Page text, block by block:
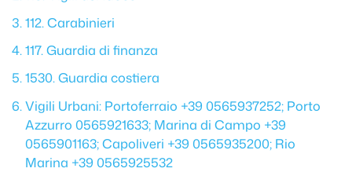
112. Carabinieri
117. Guardia di finanza
1530. Guardia costiera
Vigili Urbani: Portoferraio +39 0565937252; Porto
Azzurro 0565921633; Marina di Campo +39
0565901163; Capoliveri +39 0565935200; Rio
Marina +39 0565925532